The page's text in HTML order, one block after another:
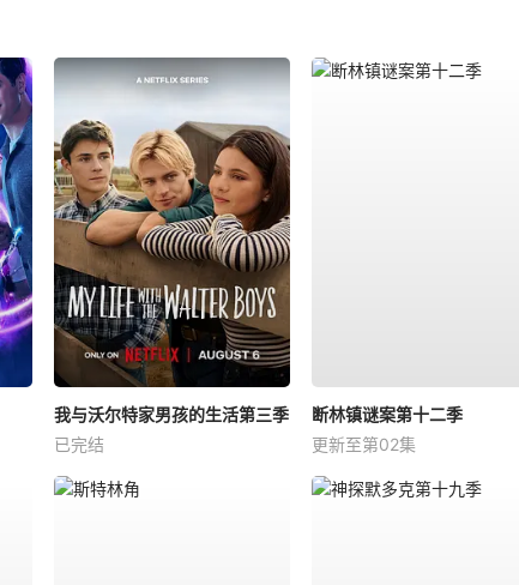
我与沃尔特家男孩的生活第三季
已完结
断林镇谜案第十二季
更新至第02集